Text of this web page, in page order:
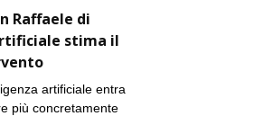
Raffaele di
stima il
artificiale entra
più concretamente